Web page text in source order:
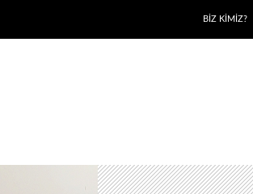
BIZ KIMIZ?